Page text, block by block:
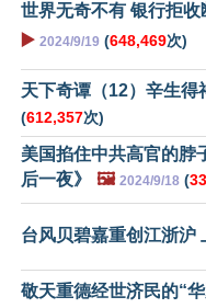
世界无奇不有 银行拒收
▶️ 2024/9/19 (648,469次)
天下奇谭（12）辛生得
(612,357次)
美国掐住中共高官的脖
后一夜》
🖼️ 2024/9/18 (
台风贝碧嘉重创江浙沪
敬天重德经世济民的“华